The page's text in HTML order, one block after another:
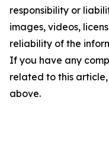
responsibility or
images, videos,
reliability of the
If you have any
related to this
above.